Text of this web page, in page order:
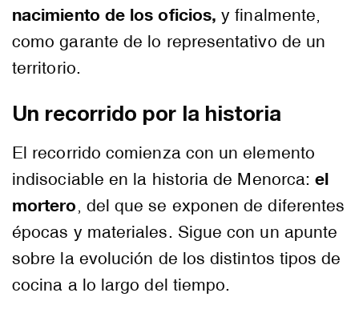
nacimiento de los oficios, y finalmente,
como garante de lo representativo de un
territorio.
Un recorrido por la historia
El recorrido comienza con un elemento
indisociable en la historia de Menorca:el
mortero , del que se exponen de diferentes
épocas y materiales. Sigue con un apunte
sobre la evolución de los distintos tipos de
cocina a lo largo del tiempo.